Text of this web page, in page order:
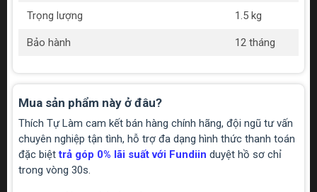
Trọng lượng 1.5 kg
Bảo hành 12 tháng
Mua sản phẩm này ở đâu?
Thích Tự Làm cam kết bán hàng chính hãng, đội ngũ tư vấn
chuyên nghiệp tận tình, hỗ trợ đa dạng hình thức thanh toán
đặc biệttrả góp 0% lãi suất với Fundiin duyệt hồ sơ chỉ
trong vòng 30s.